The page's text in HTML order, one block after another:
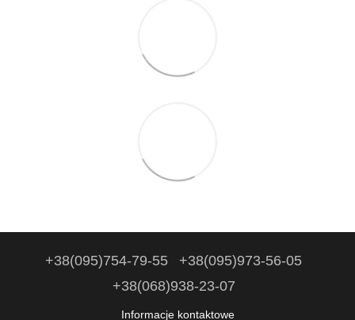
+38(095)754-79-55
+38(095)973-56-05
+38(068)938-23-07
Informacje kontaktowe